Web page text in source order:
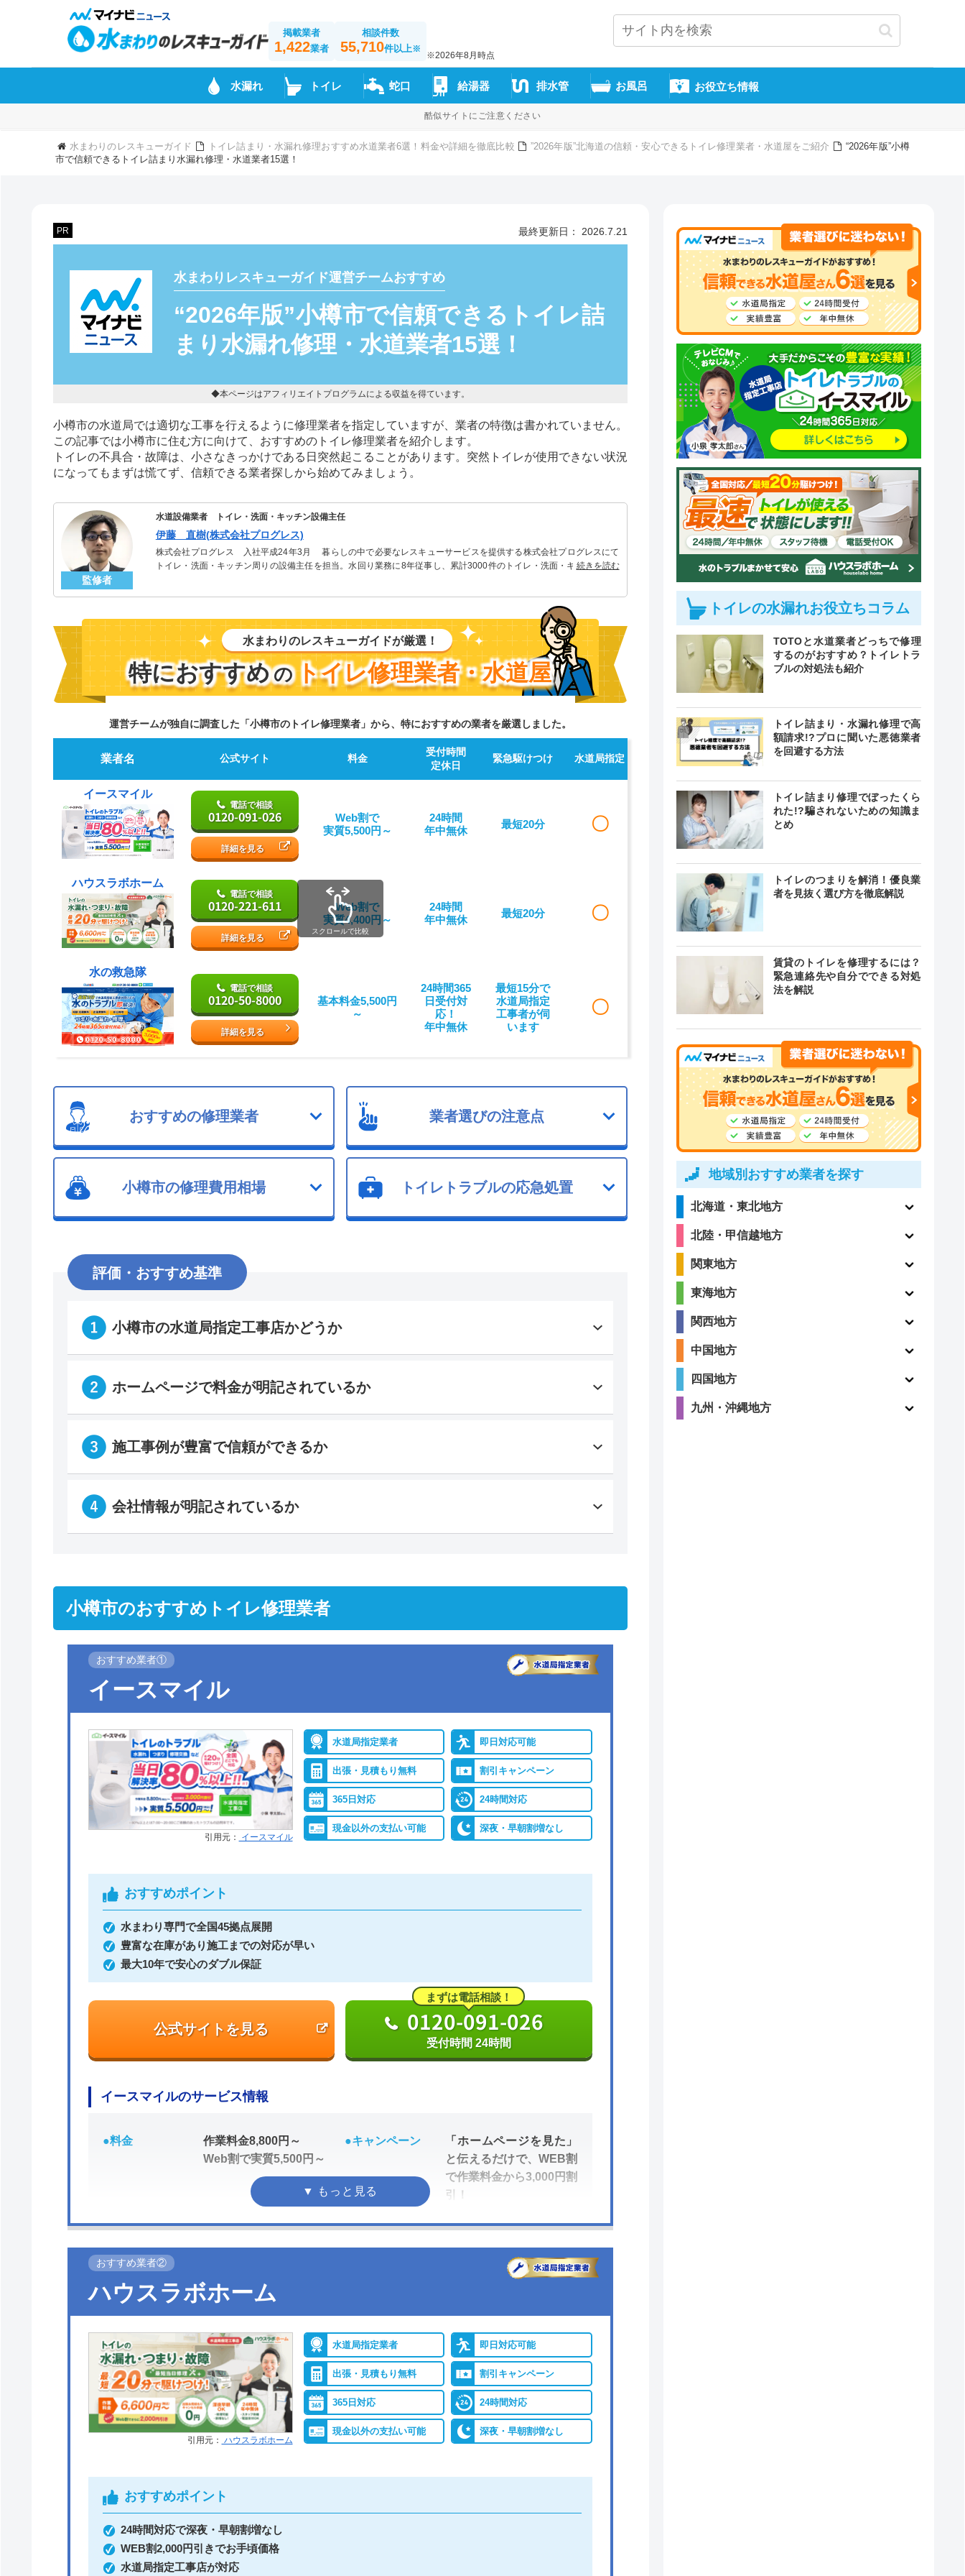
掲載業者
1,422業者
相談件数
55,710件以上※
※2026年8月時点
水漏れ トイレ 蛇口 給湯器 排水管 お風呂 お役立ち情報
酷似サイトにご注意ください
水まわりのレスキューガイド トイレ詰まり・水漏れ修理おすすめ水道業者6選！料金や詳細を徹底比較 ”2026年版”北海道の信頼・安心できるトイレ修理業者・水道屋をご紹介
“2026年版”小樽
市で信頼できるトイレ詰まり水漏れ修理・水道業者15選！
PR 最終更新日： 2026.7.21
水まわりレスキューガイド運営チームおすすめ
“2026年版”小樽市で信頼できるトイレ詰
まり水漏れ修理・水道業者15選！
◆本ページはアフィリエイトプログラムによる収益を得ています。
小樽市の水道局では適切な工事を行えるように修理業者を指定していますが、業者の特徴は書かれていません。
この記事では小樽市に住む方に向けて、おすすめのトイレ修理業者を紹介します。
トイレの不具合・故障は、小さなきっかけである日突然起こることがあります。突然トイレが使用できない状況
になってもまずは慌てず、信頼できる業者探しから始めてみましょう。
監修者
水道設備業者 トイレ・洗面・キッチン設備主任
伊藤 直樹(株式会社プログレス)
株式会社プログレス 入社平成24年3月 暮らしの中で必要なレスキューサービスを提供する株式会社プログレスにて
トイレ・洗面・キッチン周りの設備主任を担当。水回り業務に8年従事し、累計3000件のトイレ・洗面・キッチン関連
続きを読む
水まわりのレスキューガイドが厳選！
特におすすめのトイレ修理業者・水道屋
運営チームが独自に調査した「小樽市のトイレ修理業者」から、特におすすめの業者を厳選しました。
業者名 公式サイト 料金
受付時間
定休日
緊急駆けつけ 水道局指定 クチコミ
イースマイル
電話で相談
0120-091-026
詳細を見る
Web割で
実質5,500円～
24時間
年中無休
最短20分 〇
4.1
（198件）
ハウスラボホーム
電話で相談
0120-221-611
詳細を見る
Web割で
実質4,400円～
24時間
年中無休
最短20分 〇 ー
水の救急隊
電話で相談
0120-50-8000
詳細を見る
基本料金5,500円
～
24時間365
日受付対
応！
年中無休
最短15分で
水道局指定
工事者が伺
います
〇
スクロールで比較
おすすめの修理業者 業者選びの注意点
小樽市の修理費用相場 トイレトラブルの応急処置
評価・おすすめ基準
小樽市の水道局指定工事店かどうか
ホームページで料金が明記されているか
施工事例が豊富で信頼ができるか
会社情報が明記されているか
小樽市のおすすめトイレ修理業者
おすすめ業者①
イースマイル
引用元： イースマイル
水道局指定業者 即日対応可能
出張・見積もり無料 割引キャンペーン
365日対応 24時間対応
現金以外の支払い可能 深夜・早朝割増なし
おすすめポイント
水まわり専門で全国45拠点展開
豊富な在庫があり施工までの対応が早い
最大10年で安心のダブル保証
公式サイトを見る
まずは電話相談！
0120-091-026
受付時間 24時間
イースマイルのサービス情報
●料金
作業料金8,800円～
Web割で実質5,500円～
●キャンペーン
「ホームページを見た」
と伝えるだけで、WEB割
で作業料金から3,000円割
引！
出張・見積もり無料
●支払い方法
現金、銀行振込、モバイ
ル、後払い決済、クレジ
ットカード
●累計実績
年間25万件、累計500万
件の修理交換実績
●保証・保険
工事保証12年・商品保証
10年(最大)
イースマイルがおすすめの理由
イースマイルは対応する自治体で適切な工事ができると認められている水道局指定業者です。
土日祝日・深夜早朝含む24時間365日、いつ相談しても割増料金がかからず、作業が始まるまでは
おすすめ業者②
ハウスラボホーム
引用元： ハウスラボホーム
水道局指定業者 即日対応可能
出張・見積もり無料 割引キャンペーン
365日対応 24時間対応
現金以外の支払い可能 深夜・早朝割増なし
おすすめポイント
24時間対応で深夜・早朝割増なし
WEB割2,000円引きでお手頃価格
水道局指定工事店が対応
トイレの水漏れお役立ちコラム
TOTOと水道業者どっちで修理
するのがおすすめ？トイレトラ
ブルの対処法も紹介
トイレ詰まり・水漏れ修理で高
額請求!?プロに聞いた悪徳業者
を回避する方法
トイレ詰まり修理でぼったくら
れた!?騙されないための知識ま
とめ
トイレのつまりを解消！優良業
者を見抜く選び方を徹底解説
賃貸のトイレを修理するには？
緊急連絡先や自分でできる対処
法を解説
地域別おすすめ業者を探す
北海道・東北地方
北陸・甲信越地方
関東地方
東海地方
関西地方
中国地方
四国地方
九州・沖縄地方